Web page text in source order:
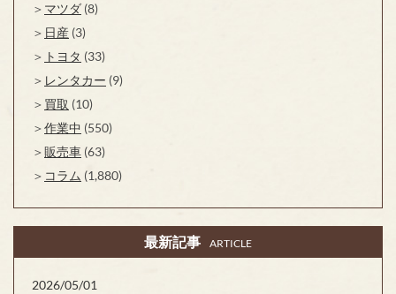
マツダ (8)
日産 (3)
トヨタ (33)
レンタカー (9)
買取 (10)
作業中 (550)
販売車 (63)
コラム (1,880)
最新記事 ARTICLE
2026/05/01